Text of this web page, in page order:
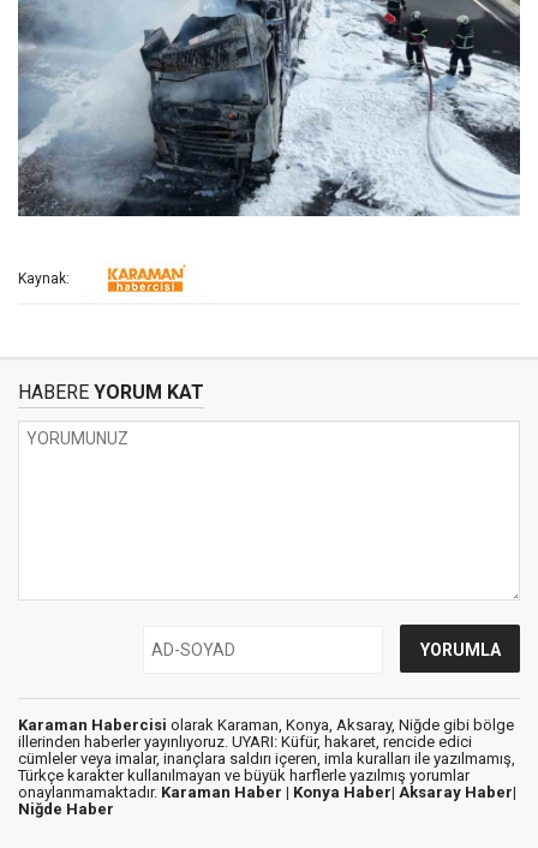
Kaynak:
HABERE YORUM KAT
Karaman Habercisi olarak Karaman, Konya, Aksaray, Niğde gibi bölge
illerinden haberler yayınlıyoruz. UYARI: Küfür, hakaret, rencide edici
cümleler veya imalar, inançlara saldırı içeren, imla kuralları ile yazılmamış,
Türkçe karakter kullanılmayan ve büyük harflerle yazılmış yorumlar
onaylanmamaktadır. Karaman Haber | Konya Haber| Aksaray Haber|
Niğde Haber